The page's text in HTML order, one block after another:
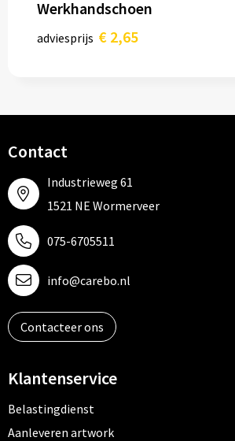
Werkhandschoen
adviesprijs € 2,65
Contact
Industrieweg 61
1521 NE Wormerveer
075-6705511
info@carebo.nl
Contacteer ons
Klantenservice
Belastingdienst
Aanleveren artwork